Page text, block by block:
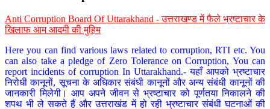
Anti Corruption Board Of Uttarakhand - उत्तराखण्ड में फैले भ्रष्टाचार के
खिलाफ आम आदमी की मुहिम
Here you can find various laws related to corruption, RTI etc. You
can also take a pledge of Zero Tolerance on Corruption, You can
report incidents of corruption In Uttarakhand.- यहाँ आपको भ्रष्टाचार
निरोधी कानूनों, सूचना के अधिकार संबंधी कानूनों और अन्य संबंधी कानूनों की
जानकारी मिलेगी। आप अपने जीवन से भ्रष्टाचार को पूर्णतया निकालने की
शपथ भी ले सकते हैं और उत्तराखंड में हो रही भ्रष्टाचार संबंधी घटनाओं की